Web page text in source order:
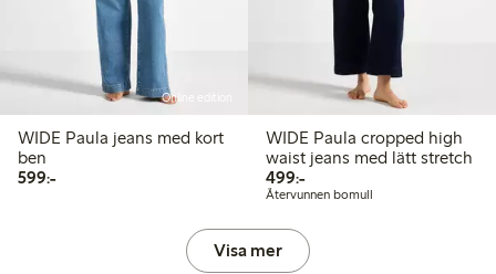
Online edition
WIDE Paula jeans med kort
ben
599:-599,00 kr
WIDE Paula cropped high
waist jeans med lätt stretch
499:-499,00 kr
Återvunnen bomull
Visa mer